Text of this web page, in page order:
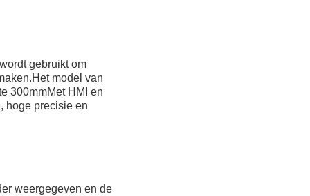
gebruikt om
model van
300mmMet HMI en
hoge precisie en
weergegeven en de